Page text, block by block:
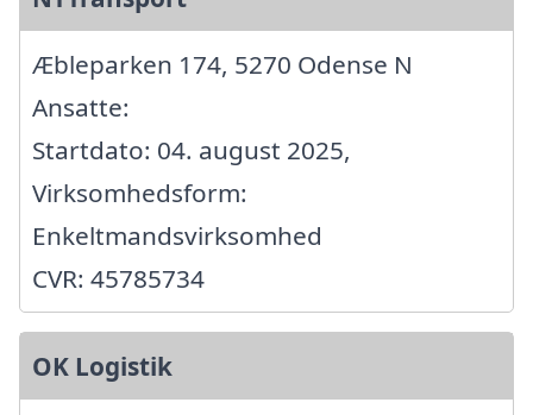
Æbleparken 174, 5270 Odense N
Ansatte:
Startdato: 04. august 2025,
Virksomhedsform:
Enkeltmandsvirksomhed
CVR: 45785734
OK Logistik